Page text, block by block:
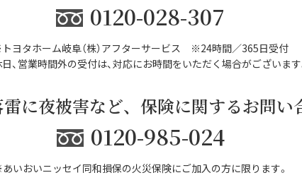
0120-028-307
ヨタホーム岐阜（株）アフターサービス ※24時間／365日受付
、営業時間外の受付は、対応にお時間をいただく場合がございます
に夜被害など、保険に関するお問い
0120-985-024
いおいニッセイ同和損保の火災保険にご加入の方に限ります。